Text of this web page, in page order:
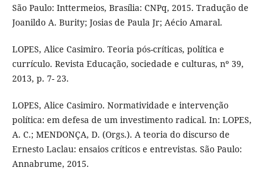
São Paulo: Inttermeios, Brasília: CNPq, 2015. Tradução de
Joanildo A. Burity; Josias de Paula Jr; Aécio Amaral.
LOPES, Alice Casimiro. Teoria pós-críticas, política e
currículo. Revista Educação, sociedade e culturas, nº 39,
2013, p. 7- 23.
LOPES, Alice Casimiro. Normatividade e intervenção
política: em defesa de um investimento radical. In: LOPES,
A. C.; MENDONÇA, D. (Orgs.). A teoria do discurso de
Ernesto Laclau: ensaios críticos e entrevistas. São Paulo:
Annabrume, 2015.